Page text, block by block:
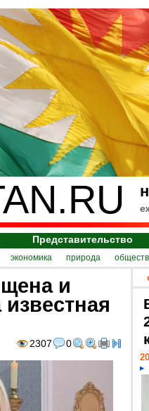
Представительство
экономика природа
и
2307 0